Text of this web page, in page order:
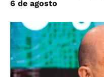
6 de agosto